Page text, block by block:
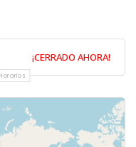
¡CERRADO AHORA!